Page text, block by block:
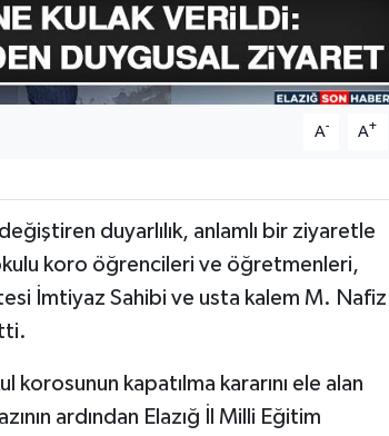
A- A+
duyarlılık, anlamlı bir ziyaretle
koro öğrencileri ve öğretmenleri,
İmtiyaz Sahibi ve usta kalem M. Nafiz
korosunun kapatılma kararını ele alan
ardından Elazığ İl Milli Eğitim